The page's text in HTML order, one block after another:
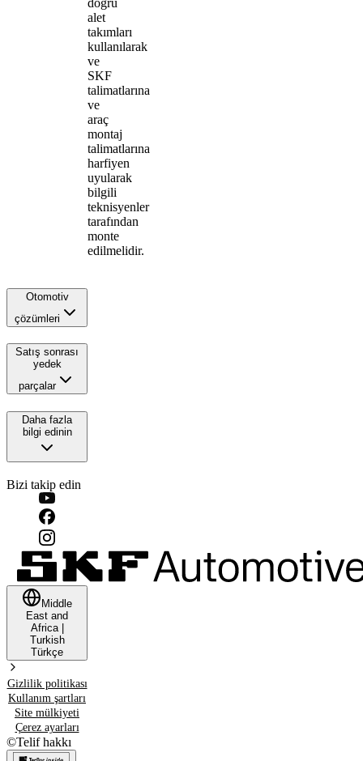
alet
takımları
kullanılarak
ve
SKF
talimatlarına
ve
araç
montaj
talimatlarına
harfiyen
uyularak
bilgili
teknisyenler
tarafından
monte
edilmelidir.
Otomotiv
çözümleri
Satış sonrası
yedek
parçalar
Daha fazla
bilgi edinin
Bizi takip edin
Middle
East and
Africa|
Turkish
Türkçe
Gizlilik politikası
Kullanım şartları
Site mülkiyeti
Çerez ayarları
©Telif hakkı